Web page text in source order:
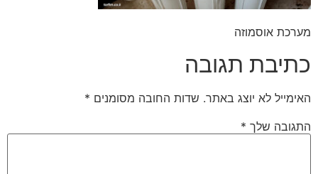
מערכת אוסמוזה
כתיבת תגובה
האימייל לא יוצג באתר. שדות החובה מסומנים *
התגובה שלך *